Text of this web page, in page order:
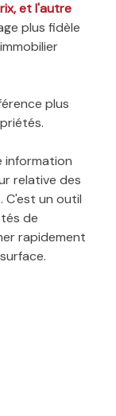
et l'autre
plus fidèle
plus
information
relative des
C'est un outil
de
rapidement